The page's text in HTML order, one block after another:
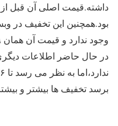
بود.همچنین این تخفیف در
وجود ندارد و قیمت آن همان ۷۴۹ پاوند است.
در حال حاضر اطلاعات
برسد تخفیف ها بیشتر و